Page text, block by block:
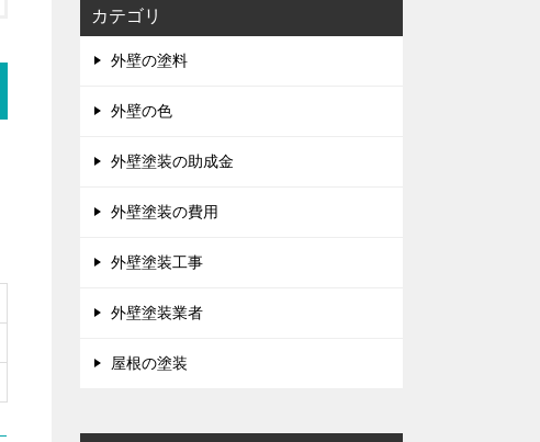
カテゴリ
外壁の塗料
外壁の色
外壁塗装の助成金
外壁塗装の費用
外壁塗装工事
外壁塗装業者
屋根の塗装